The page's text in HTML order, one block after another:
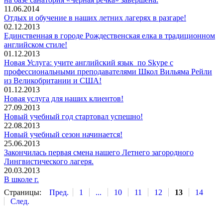
11.06.2014
Отдых и обучение в наших летних лагерях в разгаре!
02.12.2013
Единственная в городе Рождественская елка в традиционном
английском стиле!
01.12.2013
Новая Услуга: учите английский язык по Skype с
профессиональными преподавателями Школ Вильяма Рейли
из Великобритании и США!
01.12.2013
Новая услуга для наших клиентов!
27.09.2013
Новый учебный год стартовал успешно!
22.08.2013
Новый учебный сезон начинается!
25.06.2013
Закончилась первая смена нашего Летнего загородного
Лингвистического лагеря.
20.03.2013
В школе г.
Страницы:
Пред. 1 ... 10 11 12 13
14
След.